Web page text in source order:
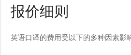
报价细则
英语口译的费用受以下的多种因素影